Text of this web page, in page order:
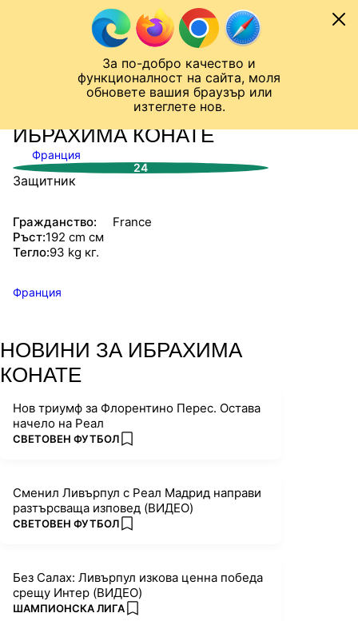
За по-добро качество и
функционалност на сайта, моля
обновете вашия браузър или
изтеглете нов.
Към съдържанието
Лига на Конференциите
СТАТИСТИКИ
ИБРАХИМА КОНАТЕ
Франция
24
Защитник
Гражданство:
France
Ръст:192 cm см
Тегло:93 kg кг.
Франция
НОВИНИ ЗА ИБРАХИМА
КОНАТЕ
Нов триумф за Флорентино Перес. Остава
начело на Реал
ПОВЕЧЕ ОТ
СВЕТОВЕН ФУТБОЛ add favorites
Сменил Ливърпул с Реал Мадрид направи
разтърсваща изповед (ВИДЕО)
ПОВЕЧЕ ОТ
СВЕТОВЕН ФУТБОЛ add favorites
Без Салах: Ливърпул изкова ценна победа
срещу Интер (ВИДЕО)
ПОВЕЧЕ ОТ
ШАМПИОНСКА ЛИГА add favorites